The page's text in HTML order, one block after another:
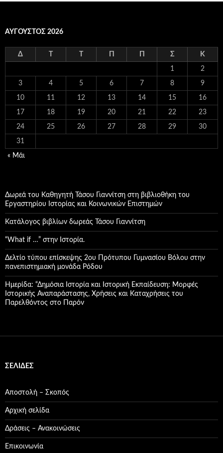
ΑΎΓΟΥΣΤΟΣ 2026
Δ Σ Κ
1 2
3 4 5 6 7 8 9
10 11 12 13 14 15 16
17 18 19 20 21 22 23
24 25 26 27 28 29 30
31
« Μάι
Δωρεά του Καθηγητή Τάσου Γιαννίτση στη βιβλιοθήκη του
Εργαστηρίου Ιστορίας και Κοινωνικών Επιστημών
Κατάλογος βιβλίων δωρεάς Τάσου Γιαννίτση
“What if …” στην Ιστορία.
Δελτίο τύπου επίσκεψης 2ου Πρότυπου Γυμνασίου Βόλου στην
πανεπιστημιακή μονάδα Ρόδου
Ημερίδα: “Δημόσια Ιστορία και Ιστορική Εκπαίδευση: Μορφές
Ιστορικής Αναπαράστασης, Χρήσεις και Καταχρήσεις του
Παρελθόντος στο Παρόν
ΣΕΛΊΔΕΣ
Αποστολή – Σκοπός
Αρχική σελίδα
Δράσεις – Ανακοινώσεις
Επικοινωνία